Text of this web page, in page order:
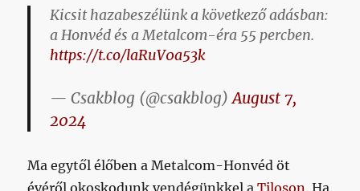
Kicsit hazabeszélünk a következő adásban:
a Honvéd és a Metalcom-éra 55 percben.
https://t.co/laRuV0a53k
— Csakblog (@csakblog)August 7,
2024
Ma egytől élőben a Metalcom-Honvéd öt
évéről okoskodunk vendégünkkel aTiloson. Ha